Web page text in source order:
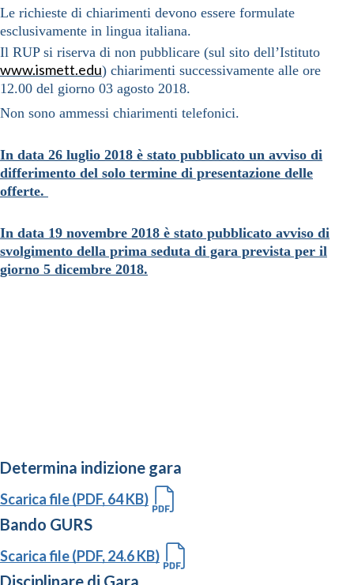
Le richieste di chiarimenti devono essere formulate
esclusivamente in lingua italiana.
Il RUP si riserva di non pubblicare (sul sito dell’Istituto
www.ismett.edu) chiarimenti successivamente alle ore
12.00 del giorno 03 agosto 2018.
Non sono ammessi chiarimenti telefonici.
In data 26 luglio 2018 è stato pubblicato un avviso di
differimento del solo termine di presentazione delle
offerte.
In data 19 novembre 2018 è stato pubblicato avviso di
svolgimento della prima seduta di gara prevista per il
giorno 5 dicembre 2018.
Determina indizione gara
Scarica file (PDF, 64 KB)
Bando GURS
Scarica file (PDF, 24.6 KB)
Disciplinare di Gara